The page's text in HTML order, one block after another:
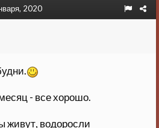
2020
- все хорошо.
живут, водоросли